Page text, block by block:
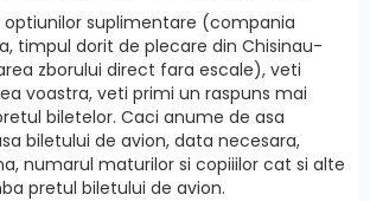
suplimentare (compania
timpul dorit de plecare din Chisinau-
zborului direct fara escale), veti
voastra, veti primi un raspuns mai
biletelor. Caci anume de asa
biletului de avion, data necesara,
numarul maturilor si copiiilor cat si alte
pretul biletului de avion.